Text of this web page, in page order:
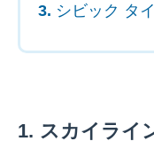
シビック タ
スカイライ